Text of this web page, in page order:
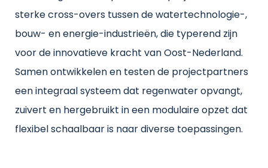
sterke cross-overs tussen de watertechnologie-,
bouw- en energie-industrieën, die typerend zijn
voor de innovatieve kracht van Oost-Nederland.
Samen ontwikkelen en testen de projectpartners
een integraal systeem dat regenwater opvangt,
zuivert en hergebruikt in een modulaire opzet dat
flexibel schaalbaar is naar diverse toepassingen.